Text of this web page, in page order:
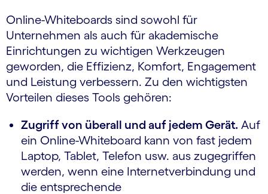
Online-Whiteboards sind sowohl für
Unternehmen als auch für akademische
Einrichtungen zu wichtigen Werkzeugen
geworden, die Effizienz, Komfort, Engagement
und Leistung verbessern. Zu den wichtigsten
Vorteilen dieses Tools gehören:
Zugriff von überall und auf jedem Gerät. Auf
ein Online-Whiteboard kann von fast jedem
Laptop, Tablet, Telefon usw. aus zugegriffen
werden, wenn eine Internetverbindung und
die entsprechende